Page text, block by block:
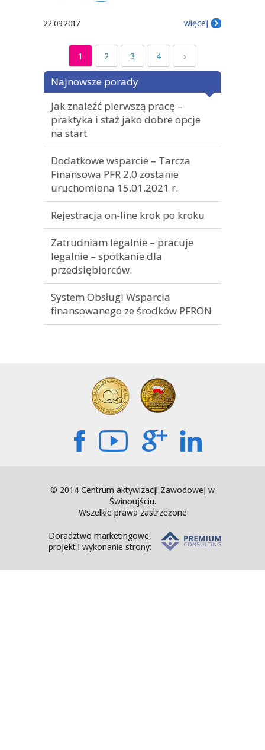
22.09.2017 więcej
1 2 3 4 ›
Najnowsze porady
Jak znaleźć pierwszą pracę –
praktyka i staż jako dobre opcje
na start
Dodatkowe wsparcie – Tarcza
Finansowa PFR 2.0 zostanie
uruchomiona 15.01.2021 r.
Rejestracja on-line krok po kroku
Zatrudniam legalnie – pracuje
legalnie – spotkanie dla
przedsiębiorców.
System Obsługi Wsparcia
finansowanego ze środków PFRON
© 2014 Centrum aktywizacji Zawodowej w
Świnoujściu.
Wszelkie prawa zastrzeżone
Doradztwo marketingowe,
projekt i wykonanie strony: